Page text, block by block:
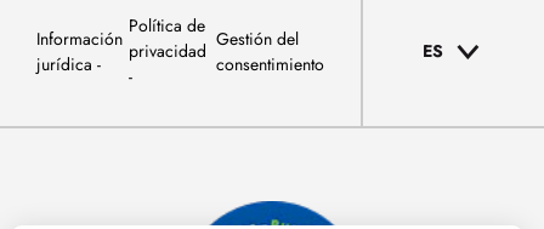
Información
jurídica
Política de
privacidad
Gestión del
consentimiento
ES